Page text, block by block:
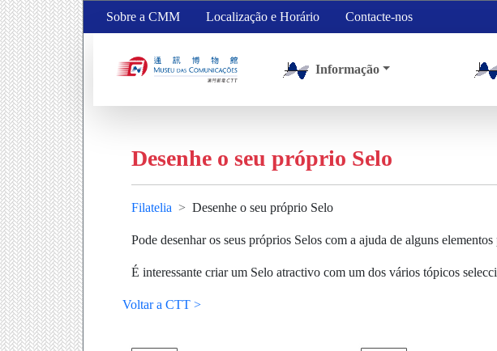
Sobre a CMM Localização e Horário Contacte-nos
Informação
Desenhe o seu próprio Selo
Filatelia Desenhe o seu próprio Selo
Pode desenhar os seus próprios Selos com a ajuda de alguns
É interessante criar um Selo atractivo com um dos vários tópicos
Voltar a CTT >